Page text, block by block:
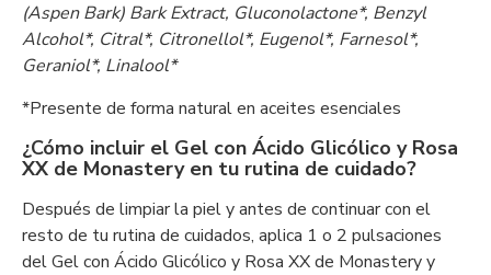
(Aspen Bark) Bark Extract, Gluconolactone*, Benzyl
Alcohol*, Citral*, Citronellol*, Eugenol*, Farnesol*,
Geraniol*, Linalool*
*Presente de forma natural en aceites esenciales
¿Cómo incluir el Gel con Ácido Glicólico y Rosa
XX de Monastery en tu rutina de cuidado?
Después de limpiar la piel y antes de continuar con el
resto de tu rutina de cuidados, aplica 1 o 2 pulsaciones
del Gel con Ácido Glicólico y Rosa XX de Monastery y